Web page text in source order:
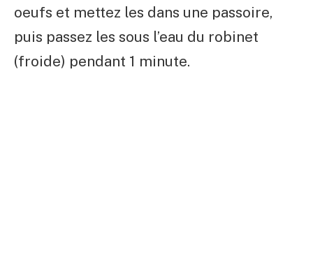
oeufs et mettez les dans une passoire,
puis passez les sous l’eau du robinet
(froide) pendant 1 minute.